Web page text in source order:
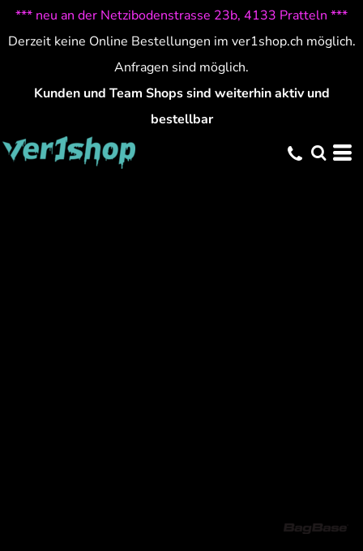
*** neu an der Netzibodenstrasse 23b, 4133 Pratteln ***
Derzeit keine Online Bestellungen im ver1shop.ch möglich.
Anfragen sind möglich.
Kunden und Team Shops sind weiterhin aktiv und
bestellbar